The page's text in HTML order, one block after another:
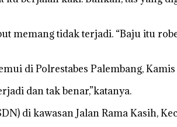
memang tidak terjadi. “Baju itu
di Polrestabes Palembang,
dan tak benar,”katanya.
di kawasan Jalan Rama Kasih,